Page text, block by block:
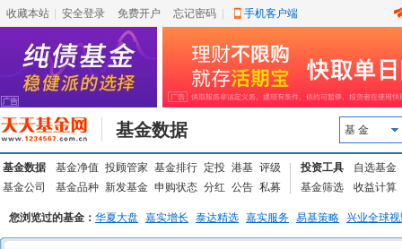
收藏本站 安全登录 免费开户 忘记密码 手机客户端
基金数据 基 金
基金数据 基金净值 投顾管家 基金排行 定投 港基 评级
基金公司
基金品种 新发基金 申购状态 分红 公告 私募
投资工具
自选基金
基金筛选
收益计算
您浏览过的基金： 华夏大盘 嘉实增长 泰达精选 嘉实服务 易基策略 兴业全球